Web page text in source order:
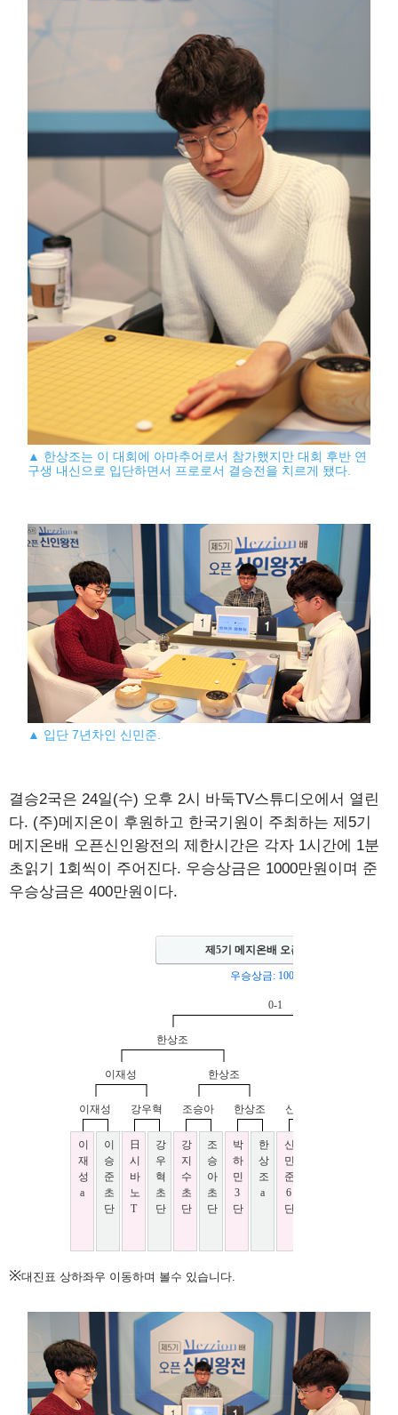
▲ 한상조는 이 대회에 아마추어로서 참가했지만 대회 후반 연
구생 내신으로 입단하면서 프로로서 결승전을 치르게 됐다.
▲ 입단 7년차인 신민준.
결승2국은 24일(수) 오후 2시 바둑TV스튜디오에서 열린
다. (주)메지온이 후원하고 한국기원이 주최하는 제5기
메지온배 오픈신인왕전의 제한시간은 각자 1시간에 1분
초읽기 1회씩이 주어진다. 우승상금은 1000만원이며 준
우승상금은 400만원이다.
※대진표 상하좌우 이동하며 볼수 있습니다.